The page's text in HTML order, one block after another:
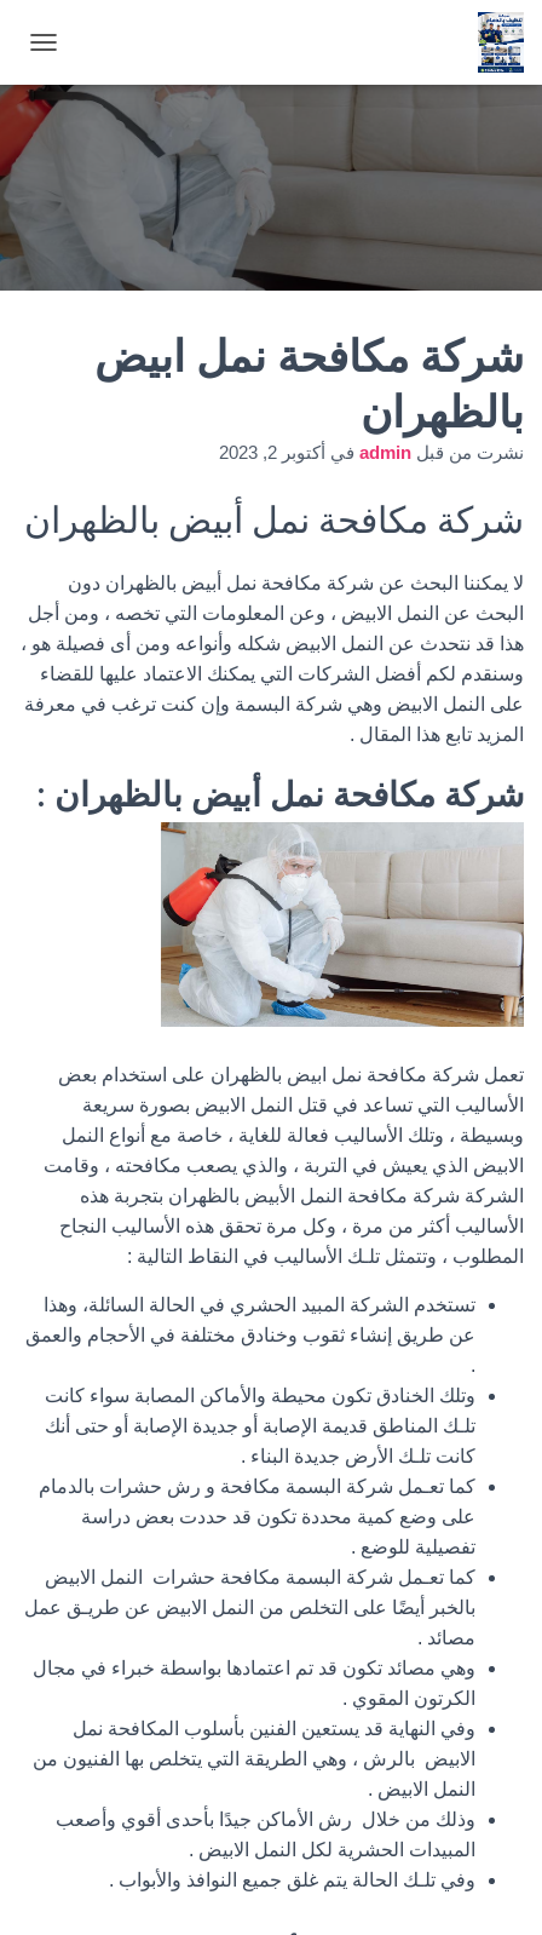
ب
د
ي
ل
شركة مكافحة نمل ابيض
بالظهران
نشرت من قبل admin في أكتوبر 2, 2023
شركة مكافحة نمل أبيض بالظهران
لا يمكننا البحث عن شركة مكافحة نمل أبيض بالظهران دون
البحث عن النمل الابيض ، وعن المعلومات التي تخصه ، ومن أجل
هذا قد نتحدث عن النمل الابيض شكله وأنواعه ومن أى فصيلة هو ،
وسنقدم لكم أفضل الشركات التي يمكنك الاعتماد عليها للقضاء
على النمل الابيض وهي شركة البسمة وإن كنت ترغب في معرفة
المزيد تابع هذا المقال .
شركة مكافحة نمل أبيض بالظهران :
تعمل شركة مكافحة نمل ابيض بالظهران على استخدام بعض
الأساليب التي تساعد في قتل النمل الابيض بصورة سريعة
وبسيطة ، وتلك الأساليب فعالة للغاية ، خاصة مع أنواع النمل
الابيض الذي يعيش في التربة ، والذي يصعب مكافحته ، وقامت
الشركة شركة مكافحة النمل الأبيض بالظهران بتجربة هذه
الأساليب أكثر من مرة ، وكل مرة تحقق هذه الأساليب النجاح
المطلوب ، وتتمثل تلـك الأساليب في النقاط التالية :
تستخدم الشركة المبيد الحشري في الحالة السائلة، وهذا
عن طريق إنشاء ثقوب وخنادق مختلفة في الأحجام والعمق
.
وتلك الخنادق تكون محيطة والأماكن المصابة سواء كانت
تلـك المناطق قديمة الإصابة أو جديدة الإصابة أو حتى أنك
كانت تلـك الأرض جديدة البناء .
كما تعـمل شركة البسمة مكافحة و رش حشرات بالدمام
على وضع كمية محددة تكون قد حددت بعض دراسة
تفصيلية للوضع .
كما تعـمل شركة البسمة مكافحة حشرات النمل الابيض
بالخبر أيضًا على التخلص من النمل الابيض عن طريـق عمل
مصائد .
وهي مصائد تكون قد تم اعتمادها بواسطة خبراء في مجال
الكرتون المقوي .
وفي النهاية قد يستعين الفنين بأسلوب المكافحة نمل
الابيض بالرش ، وهي الطريقة التي يتخلص بها الفنيون من
النمل الابيض .
وذلك من خلال رش الأماكن جيدًا بأحدى أقوي وأصعب
المبيدات الحشرية لكل النمل الابيض .
وفي تلـك الحالة يتم غلق جميع النوافذ والأبواب .